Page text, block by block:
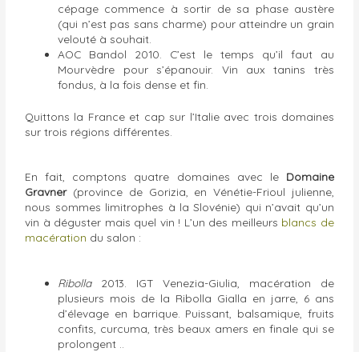
cépage commence à sortir de sa phase austère
(qui n’est pas sans charme) pour atteindre un grain
velouté à souhait.
AOC Bandol 2010. C’est le temps qu’il faut au
Mourvèdre pour s’épanouir. Vin aux tanins très
fondus, à la fois dense et fin.
Quittons la France et cap sur l’Italie avec trois domaines
sur trois régions différentes.
En fait, comptons quatre domaines avec le Domaine
Gravner(province de Gorizia, en Vénétie-Frioul julienne,
nous sommes limitrophes à la Slovénie) qui n’avait qu’un
vin à déguster mais quel vin ! L’un des meilleurs blancs de
macération du salon :
Ribolla2013. IGT Venezia-Giulia, macération de
plusieurs mois de la Ribolla Gialla en jarre, 6 ans
d’élevage en barrique. Puissant, balsamique, fruits
confits, curcuma, très beaux amers en finale qui se
prolongent ..